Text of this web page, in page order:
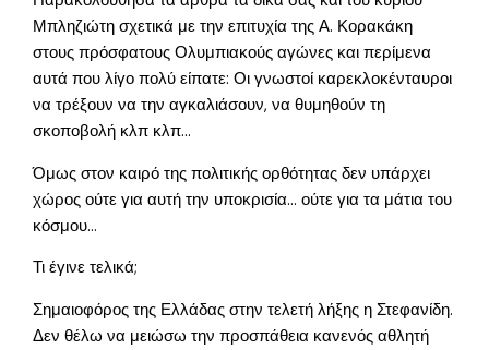
Μπληζιώτη σχετικά με την επιτυχία της Α. Κορακάκη
στους πρόσφατους Ολυμπιακούς αγώνες και περίμενα
αυτά που λίγο πολύ είπατε: Οι γνωστοί καρεκλοκένταυροι
να τρέξουν να την αγκαλιάσουν, να θυμηθούν τη
σκοποβολή κλπ κλπ…
Όμως στον καιρό της πολιτικής ορθότητας δεν υπάρχει
χώρος ούτε για αυτή την υποκρισία… ούτε για τα μάτια του
κόσμου…
Τι έγινε τελικά;
Σημαιοφόρος της Ελλάδας στην τελετή λήξης η Στεφανίδη.
Δεν θέλω να μειώσω την προσπάθεια κανενός αθλητή